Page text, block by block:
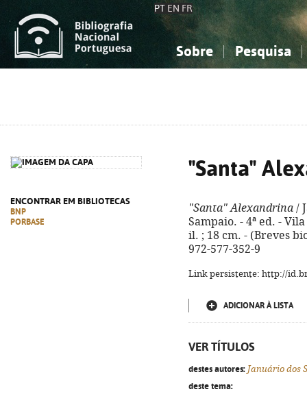
PT EN FR
Sobre Pesquisa
ENCONTRAR EM BIBLIOTECAS
BNP
PORBASE
"Santa"
"Santa" Alexandrina /
Sampaio. - 4ª ed. -
il. ; 18 cm. - (Breves
972-577-352-9
Link persistente: http://
ADICIONAR À LISTA
VER TÍTULOS
destes autores: Januário dos
deste tema: